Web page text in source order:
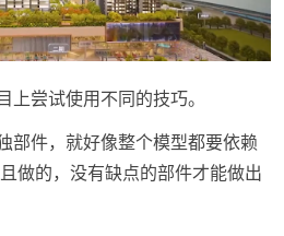
上尝试使用不同的技巧。
部件，就好像整个模型都要依赖
做的，没有缺点的部件才能做出